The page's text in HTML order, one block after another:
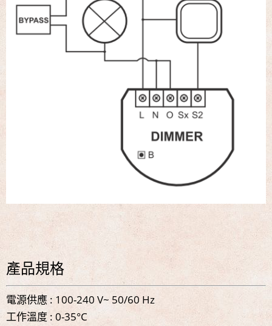
產品規格
電源供應 : 100-240 V~ 50/60 Hz
工作溫度 : 0-35°C